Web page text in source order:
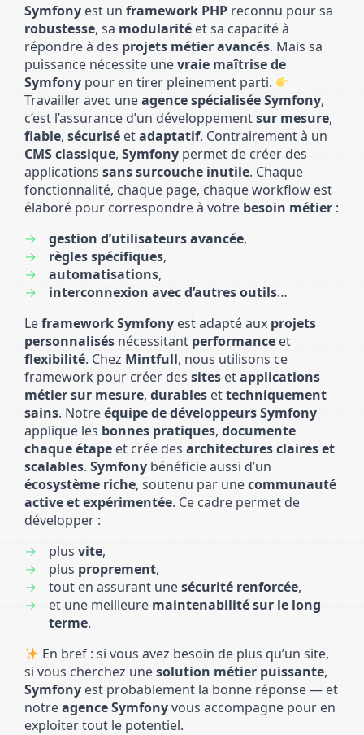
Symfony est un framework PHP reconnu pour sa
robustesse, sa modularité et sa capacité à
répondre à des projets métier avancés. Mais sa
puissance nécessite unevraie maîtrise de
Symfony pour en tirer pleinement parti.
Travailler avec uneagence spécialisée Symfony,
c’est l’assurance d’un développementsur mesure,
fiable, sécurisé etadaptatif. Contrairement à un
CMS classique, Symfony permet de créer des
applications sans surcouche inutile. Chaque
fonctionnalité, chaque page, chaque workflow est
élaboré pour correspondre à votre besoin métier :
gestion d’utilisateurs avancée,
règles spécifiques,
automatisations,
interconnexion avec d’autres outils…
Leframework Symfony est adapté aux projets
personnalisés nécessitant performance et
flexibilité. Chez Mintfull, nous utilisons ce
framework pour créer des sites etapplications
métier sur mesure, durables ettechniquement
sains. Notreéquipe de développeurs Symfony
applique les bonnes pratiques, documente
chaque étape et crée des architectures claires et
scalables. Symfony bénéficie aussi d’un
écosystème riche, soutenu par unecommunauté
active et expérimentée. Ce cadre permet de
développer :
plus vite,
plus proprement,
tout en assurant unesécurité renforcée,
et une meilleure maintenabilité sur le long
terme.
En bref : si vous avez besoin de plus qu’un site,
si vous cherchez unesolution métier puissante,
Symfony est probablement la bonne réponse — et
notreagence Symfonyvous accompagne pour en
exploiter tout le potentiel.